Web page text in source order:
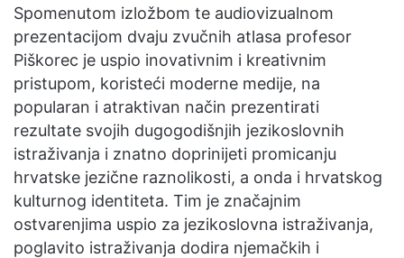
Spomenutom izložbom te audiovizualnom
prezentacijom dvaju zvučnih atlasa profesor
Piškorec je uspio inovativnim i kreativnim
pristupom, koristeći moderne medije, na
popularan i atraktivan način prezentirati
rezultate svojih dugogodišnjih jezikoslovnih
istraživanja i znatno doprinijeti promicanju
hrvatske jezične raznolikosti, a onda i hrvatskog
kulturnog identiteta. Tim je značajnim
ostvarenjima uspio za jezikoslovna istraživanja,
poglavito istraživanja dodira njemačkih i